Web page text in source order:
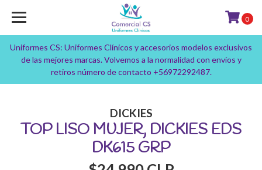
Uniformes CS: Uniformes Clínicos y accesorios modelos exclusivos
de las mejores marcas. Volvemos a la normalidad con envíos y
retiros número de contacto +56972292487.
0
DICKIES
TOP LISO MUJER, DICKIES EDS
DK615 GRP